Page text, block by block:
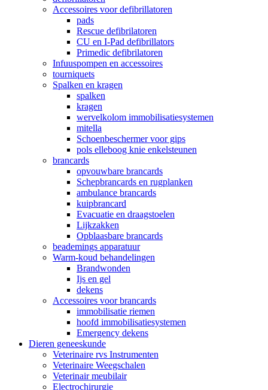
Accessoires voor defibrillatoren
pads
Rescue defibrilatoren
CU en I-Pad defibrillators
Primedic defibrilatoren
Infuuspompen en accessoires
tourniquets
Spalken en kragen
spalken
kragen
wervelkolom immobilisatiesystemen
mitella
Schoenbeschermer voor gips
pols elleboog knie enkelsteunen
brancards
opvouwbare brancards
Schepbrancards en rugplanken
ambulance brancards
kuipbrancard
Evacuatie en draagstoelen
Lijkzakken
Opblaasbare brancards
beademings apparatuur
Warm-koud behandelingen
Brandwonden
Ijs en gel
dekens
Accessoires voor brancards
immobilisatie riemen
hoofd immobilisatiesystemen
Emergency dekens
Dieren geneeskunde
Veterinaire rvs Instrumenten
Veterinaire Weegschalen
Veterinair meubilair
Electrochirurgie